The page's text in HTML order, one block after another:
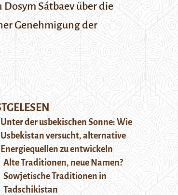
Sátbaev über die
Genehmigung der
Unter der usbekischen Sonne: Wie
Usbekistan versucht, alternative
Energiequellen zu entwickeln
Alte Traditionen, neue Namen?
Sowjetische Traditionen in
Tadschikistan